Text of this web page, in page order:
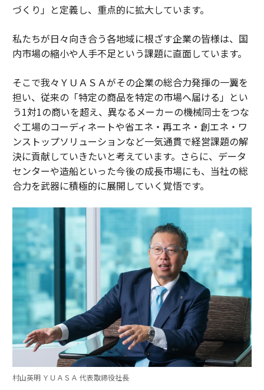
づくり」と定義し、重点的に拡大しています。
私たちが日々向き合う各地域に根ざす企業の皆様は、国
内市場の縮小や人手不足という課題に直面しています。
そこで我々ＹＵＡＳＡがその企業の総合力発揮の一翼を
担い、従来の「特定の商品を特定の市場へ届ける」とい
う1対1の商いを超え、異なるメーカーの機械同士をつな
ぐ工場のコーディネートや省エネ・再エネ・創エネ・ワ
ンストップソリューションなど一気通貫で経営課題の解
決に貢献していきたいと考えています。さらに、データ
センターや造船といった今後の成長市場にも、当社の総
合力を武器に積極的に展開していく覚悟です。
村山英明 ＹＵＡＳＡ 代表取締役社長